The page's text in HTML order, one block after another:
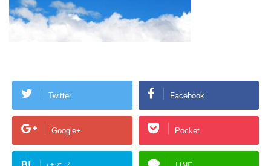
Twitter Facebook
Google+ Pocket